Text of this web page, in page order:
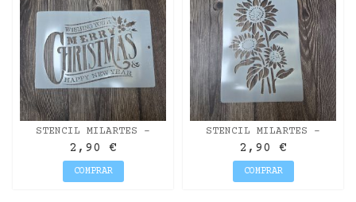
STENCIL MILARTES -
MERRY CHRISTMAS 20X30
2,90 €
COMPRAR
STENCIL MILARTES -
GIRASOLES 20X30
2,90 €
COMPRAR